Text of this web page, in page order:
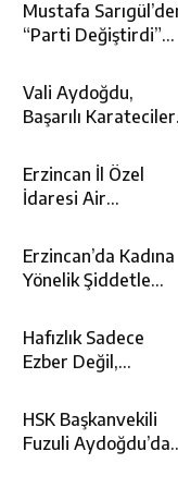
Mustafa
“Parti Değiştirdi”
Vali Aydoğdu,
Başarılı Karatecileri
Erzincan İl Özel
İdaresi Air
Türkiye Şampiyonu
Oldu
Erzincan’da Kadına
Yönelik Şiddetle
Kurumlar Bir Araya
Geldi
Hafızlık Sadece
Ezber Değil,
Yaşamaktır
HSK Başkanvekili
Fuzuli Aydoğdu’dan